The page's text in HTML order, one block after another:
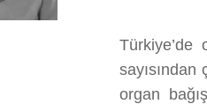
Türkiye’de
organ